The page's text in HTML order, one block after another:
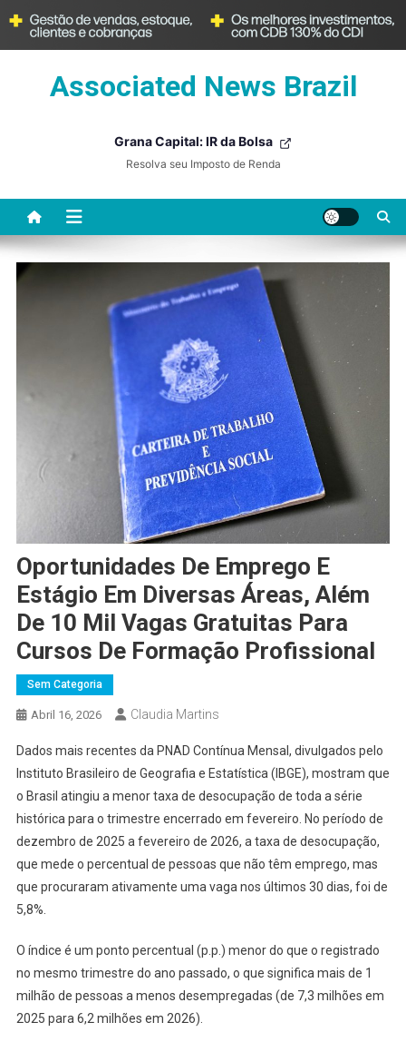
Associated News Brazil
Grana Capital: IR da Bolsa
Resolva seu Imposto de Renda
Oportunidades De Emprego E
Estágio Em Diversas Áreas, Além
De 10 Mil Vagas Gratuitas Para
Cursos De Formação Profissional
Sem Categoria
Abril 16, 2026 Claudia Martins
Dados mais recentes da PNAD Contínua Mensal, divulgados pelo
Instituto Brasileiro de Geografia e Estatística (IBGE), mostram que
o Brasil atingiu a menor taxa de desocupação de toda a série
histórica para o trimestre encerrado em fevereiro. No período de
dezembro de 2025 a fevereiro de 2026, a taxa de desocupação,
que mede o percentual de pessoas que não têm emprego, mas
que procuraram ativamente uma vaga nos últimos 30 dias, foi de
5,8%.
O índice é um ponto percentual (p.p.) menor do que o registrado
no mesmo trimestre do ano passado, o que significa mais de 1
milhão de pessoas a menos desempregadas (de 7,3 milhões em
2025 para 6,2 milhões em 2026).